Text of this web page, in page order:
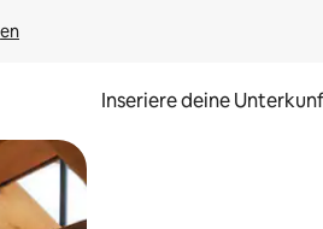
Inseriere deine